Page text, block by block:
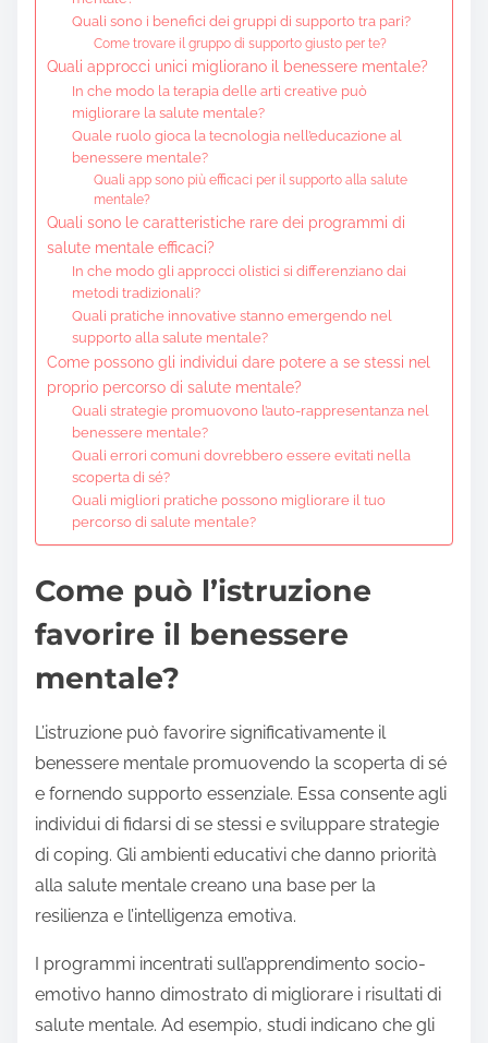
Quali sono i benefici dei gruppi di supporto tra pari?
Come trovare il gruppo di supporto giusto per te?
Quali approcci unici migliorano il benessere mentale?
In che modo la terapia delle arti creative può
migliorare la salute mentale?
Quale ruolo gioca la tecnologia nell’educazione al
benessere mentale?
Quali app sono più efficaci per il supporto alla salute
mentale?
Quali sono le caratteristiche rare dei programmi di
salute mentale efficaci?
In che modo gli approcci olistici si differenziano dai
metodi tradizionali?
Quali pratiche innovative stanno emergendo nel
supporto alla salute mentale?
Come possono gli individui dare potere a se stessi nel
proprio percorso di salute mentale?
Quali strategie promuovono l’auto-rappresentanza nel
benessere mentale?
Quali errori comuni dovrebbero essere evitati nella
scoperta di sé?
Quali migliori pratiche possono migliorare il tuo
percorso di salute mentale?
Come può l’istruzione
favorire il benessere
mentale?
L’istruzione può favorire significativamente il
benessere mentale promuovendo la scoperta di sé
e fornendo supporto essenziale. Essa consente agli
individui di fidarsi di se stessi e sviluppare strategie
di coping. Gli ambienti educativi che danno priorità
alla salute mentale creano una base per la
resilienza e l’intelligenza emotiva.
I programmi incentrati sull’apprendimento socio-
emotivo hanno dimostrato di migliorare i risultati di
salute mentale. Ad esempio, studi indicano che gli